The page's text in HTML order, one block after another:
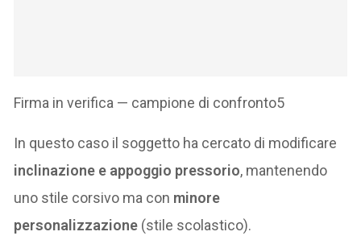
Firma in verifica — campione di confronto5
In questo caso il soggetto ha cercato di modificare
inclinazione e appoggio pressorio, mantenendo
uno stile corsivo ma con minore
personalizzazione (stile scolastico).